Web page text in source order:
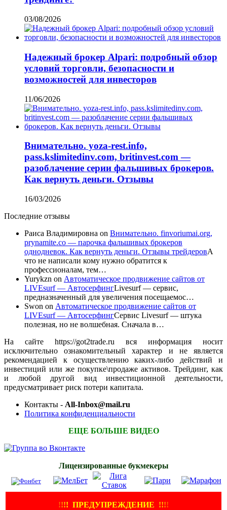
03/08/2026
Надежный брокер Alpari: подробный обзор
условий торговли, безопасности и
возможностей для инвесторов
11/06/2026
Внимательно. yoza-rest.info,
pass.kslimitedinv.com, britinvest.com —
разоблачение серии фальшивых брокеров.
Как вернуть деньги. Отзывы
16/03/2026
Последние отзывы
Раиса Владимировна on Внимательно. finvoriumai.org,
prynamite.co — парочка фальшивых брокеров
однодневок. Как вернуть деньги. Отзывы трейдеровА
что не написали кому нужно обратится к
профессионалам, тем…
Yurykzn on Автоматическое продвижение сайтов от
LIVEsurf — АвтосерфингLivesurf — сервис,
предназначенный для увеличения посещаемос…
Swon on Автоматическое продвижение сайтов от
LIVEsurf — АвтосерфингСервис Livesurf — штука
полезная, но не волшебная. Сначала в…
На сайте https://got2trade.ru вся информация носит
исключительно ознакомительный характер и не является
рекомендацией к осуществлению каких-либо действий и
инвестиций или же покупке\продаже активов. Трейдинг, как
и любой другой вид инвестиционной деятельности,
предусматривает риск потери капитала.
Контакты - All-Inbox@mail.ru
Политика конфиденциальности
ЕЩЕ БОЛЬШЕ ВИДЕО
Лицензированные букмекеры
!!!! ПРЕДУПРЕЖДЕНИЕ !!!!